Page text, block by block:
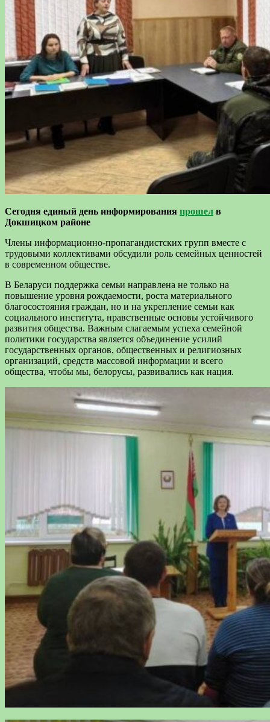
Сегодня единый день информирования прошел в
Докшицком районе
Члены информационно-пропагандистских групп вместе с
трудовыми коллективами обсудили ро‌ль семейных ценностей
в современном обществе.
В Беларуси поддержка семьи направлена не только на
повышение уровня рождаемости, роста материального
благосостояния граждан, но и на укрепление семьи как
социального института, нравственные основы устойчивого
развития общества. Важным слагаемым успеха семейной
политики государства является объединение усилий
государственных органов, общественных и религиозных
организаций, средств массовой информации и всего
общества, чтобы мы, белорусы, развивались как нация.